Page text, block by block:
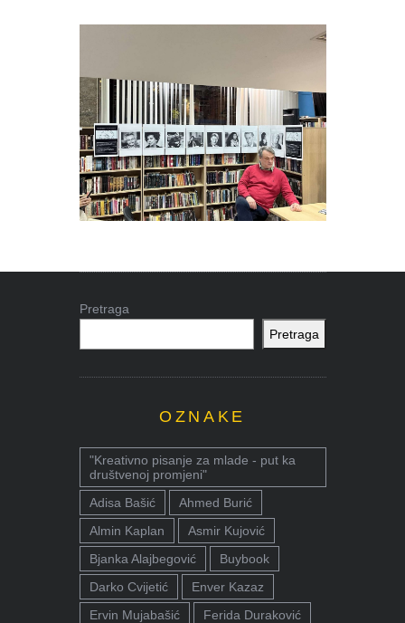
Pretraga
Pretraga
OZNAKE
"Kreativno pisanje za mlade - put ka
društvenoj promjeni"
Adisa Bašić
Ahmed Burić
Almin Kaplan
Asmir Kujović
Bjanka Alajbegović
Buybook
Darko Cvijetić
Enver Kazaz
Ervin Mujabašić
Ferida Duraković